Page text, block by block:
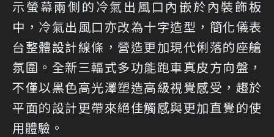
示螢幕兩側的冷氣出風口內嵌於內裝飾板
中，冷氣出風口亦改為十字造型，簡化儀表
台整體設計線條，營造更加現代俐落的座艙
氛圍。全新三輻式多功能跑車真皮方向盤，
不僅以黑色高光澤塑造高級視覺感受，趨於
平面的設計更帶來絕佳觸感與更加直覺的使
用體驗。